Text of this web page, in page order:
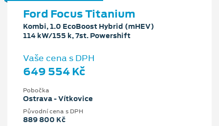
Ford Focus Titanium
Kombi, 1.0 EcoBoost Hybrid (mHEV)
114 kW/155 k, 7st. Powershift
Vaše cena s DPH
649 554 Kč
Pobočka
Ostrava - Vítkovice
Původní cena s DPH
889 800 Kč